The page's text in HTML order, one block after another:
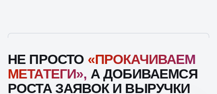
НЕ ПРОСТО «ПРОКАЧИВАЕМ
МЕТАТЕГИ», А ДОБИВАЕМСЯ
РОСТА ЗАЯВОК И ВЫРУЧКИ